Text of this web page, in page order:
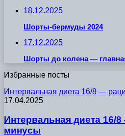
18.12.2025
Шорты-бермуды 2024
17.12.2025
Шорты до колена —
Избранные посты
Интервальная диета 16/8 —
17.04.2025
Интервальная диета
минусы